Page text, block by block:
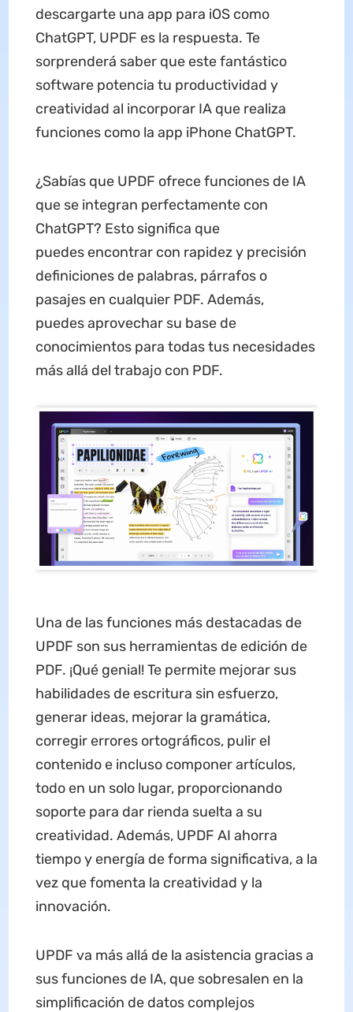
descargarte una app para iOS como
ChatGPT, UPDF es la respuesta. Te
sorprenderá saber que este fantástico
software potencia tu productividad y
creatividad al incorporar IA que realiza
funciones como la app iPhone ChatGPT.
¿Sabías que UPDF ofrece funciones de IA
que se integran perfectamente con
ChatGPT? Esto significa que
puedes encontrar con rapidez y precisión
definiciones de palabras, párrafos o
pasajes en cualquier PDF. Además,
puedes aprovechar su base de
conocimientos para todas tus necesidades
más allá del trabajo con PDF.
Una de las funciones más destacadas de
UPDF son sus herramientas de edición de
PDF. ¡Qué genial! Te permite mejorar sus
habilidades de escritura sin esfuerzo,
generar ideas, mejorar la gramática,
corregir errores ortográficos, pulir el
contenido e incluso componer artículos,
todo en un solo lugar, proporcionando
soporte para dar rienda suelta a su
creatividad. Además, UPDF AI ahorra
tiempo y energía de forma significativa, a la
vez que fomenta la creatividad y la
innovación.
UPDF va más allá de la asistencia gracias a
sus funciones de IA, que sobresalen en la
simplificación de datos complejos